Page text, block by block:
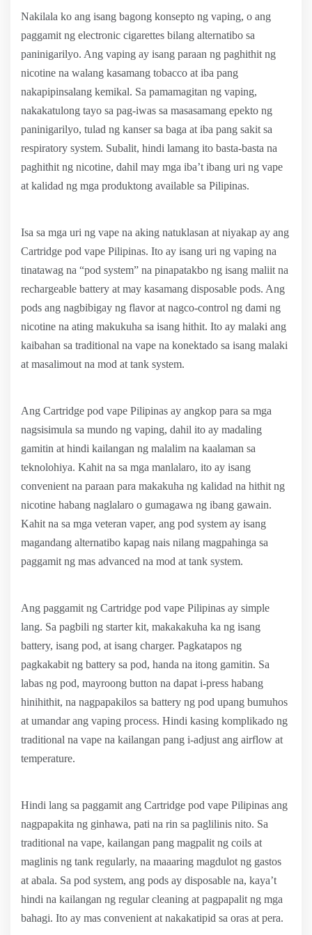
Nakilala ko ang isang bagong konsepto ng vaping, o ang
paggamit ng electronic cigarettes bilang alternatibo sa
paninigarilyo. Ang vaping ay isang paraan ng paghithit ng
nicotine na walang kasamang tobacco at iba pang
nakapipinsalang kemikal. Sa pamamagitan ng vaping,
nakakatulong tayo sa pag-iwas sa masasamang epekto ng
paninigarilyo, tulad ng kanser sa baga at iba pang sakit sa
respiratory system. Subalit, hindi lamang ito basta-basta na
paghithit ng nicotine, dahil may mga iba’t ibang uri ng vape
at kalidad ng mga produktong available sa Pilipinas.
Isa sa mga uri ng vape na aking natuklasan at niyakap ay ang
Cartridge pod vape Pilipinas. Ito ay isang uri ng vaping na
tinatawag na “pod system” na pinapatakbo ng isang maliit na
rechargeable battery at may kasamang disposable pods. Ang
pods ang nagbibigay ng flavor at nagco-control ng dami ng
nicotine na ating makukuha sa isang hithit. Ito ay malaki ang
kaibahan sa traditional na vape na konektado sa isang malaki
at masalimout na mod at tank system.
Ang Cartridge pod vape Pilipinas ay angkop para sa mga
nagsisimula sa mundo ng vaping, dahil ito ay madaling
gamitin at hindi kailangan ng malalim na kaalaman sa
teknolohiya. Kahit na sa mga manlalaro, ito ay isang
convenient na paraan para makakuha ng kalidad na hithit ng
nicotine habang naglalaro o gumagawa ng ibang gawain.
Kahit na sa mga veteran vaper, ang pod system ay isang
magandang alternatibo kapag nais nilang magpahinga sa
paggamit ng mas advanced na mod at tank system.
Ang paggamit ng Cartridge pod vape Pilipinas ay simple
lang. Sa pagbili ng starter kit, makakakuha ka ng isang
battery, isang pod, at isang charger. Pagkatapos ng
pagkakabit ng battery sa pod, handa na itong gamitin. Sa
labas ng pod, mayroong button na dapat i-press habang
hinihithit, na nagpapakilos sa battery ng pod upang bumuhos
at umandar ang vaping process. Hindi kasing komplikado ng
traditional na vape na kailangan pang i-adjust ang airflow at
temperature.
Hindi lang sa paggamit ang Cartridge pod vape Pilipinas ang
nagpapakita ng ginhawa, pati na rin sa paglilinis nito. Sa
traditional na vape, kailangan pang magpalit ng coils at
maglinis ng tank regularly, na maaaring magdulot ng gastos
at abala. Sa pod system, ang pods ay disposable na, kaya’t
hindi na kailangan ng regular cleaning at pagpapalit ng mga
bahagi. Ito ay mas convenient at nakakatipid sa oras at pera.